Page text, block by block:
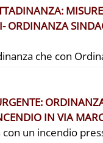
ORDINANZA
che con
IN VIA
un incendio